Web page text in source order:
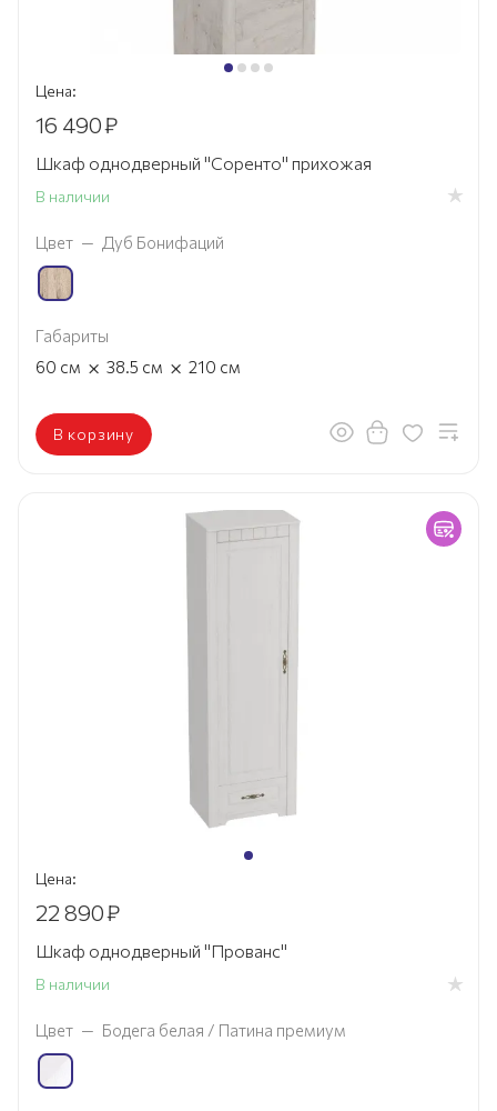
Цена:
16 490₽
Шкаф однодверный "Соренто" прихожая
В наличии
Цвет — Дуб Бонифаций
Габариты
60 см × 38.5 см × 210 см
В корзину
Цена:
22 890₽
Шкаф однодверный "Прованс"
В наличии
Цвет — Бодега белая / Патина премиум